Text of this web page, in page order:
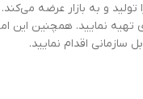
و به بازار عرضه
ابهر، این محصولات را از طریق همین سایت در حلقه‌های
اقدام نمایید.